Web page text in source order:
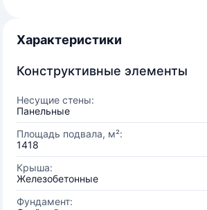
Характеристики
Конструктивные элементы
Несущие стены:
Панельные
Площадь подвала, м²:
1418
Крыша:
Железобетонные
Фундамент: